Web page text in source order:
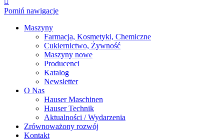
Pomiń nawigacje
Maszyny
Farmacja, Kosmetyki, Chemiczne
Cukiernictwo, Żywność
Maszyny nowe
Producenci
Katalog
Newsletter
O Nas
Hauser Maschinen
Hauser Technik
Aktualności / Wydarzenia
Zrównoważony rozwój
Kontakt